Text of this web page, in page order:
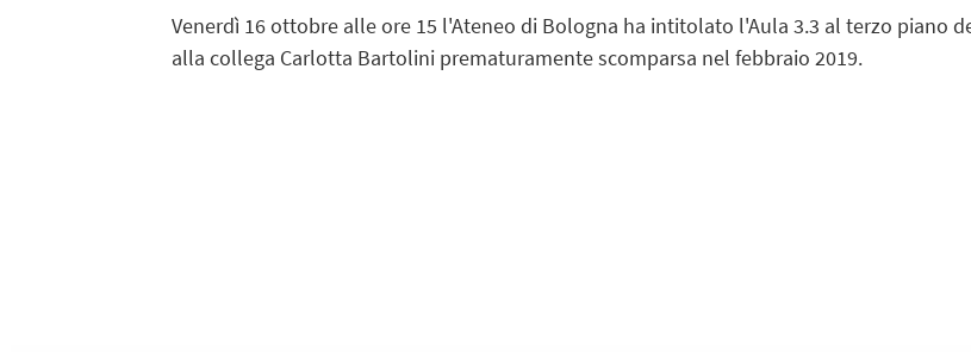
Venerdì 16 ottobre alle ore 15 l'Ateneo di Bologna ha intitolato l'Aula 3.3 al terzo piano
alla collega Carlotta Bartolini prematuramente scomparsa nel febbraio 2019.